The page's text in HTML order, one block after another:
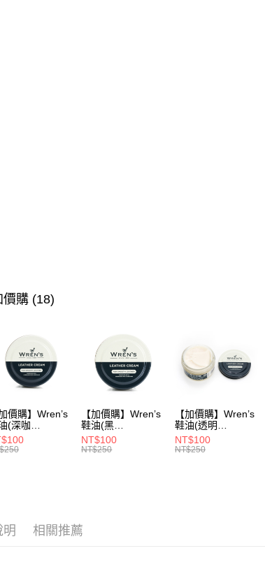
價購 (18)
價購】Wren’s
(深咖
【加價購】Wren’s
鞋油(黑
289105130)
NT$100
NT$250
【加價購】Wren’s
鞋油(透明
289105140)
NT$100
NT$250
明 相關推薦